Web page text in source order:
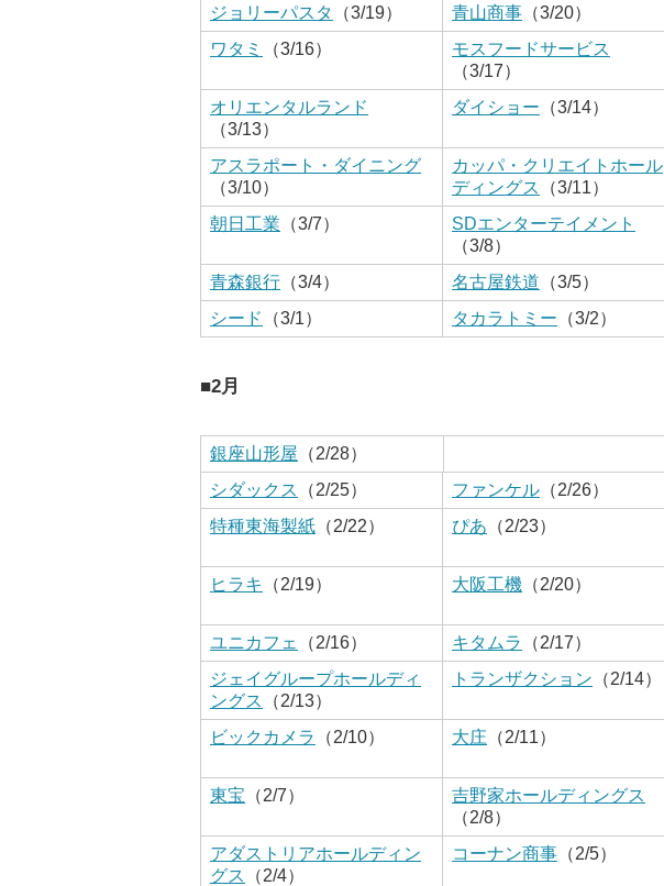
ジョリーパスタ （3/19） 青山商事 （3/20）
ワタミ
（3/16）
モスフードサービス
（3/17）
オリエンタルランド
（3/13）
ダイショー （3/14）
アスラポート・ダイニング
（3/10）
カッパ・クリエイトホール
ディングス
（3/11）
朝日工業 （3/7）
SDエンターテイメント
（3/8）
青森銀行 （3/4） 名古屋鉄道 （3/5）
シード
（3/1） タカラトミー （3/2）
■2月
銀座山形屋 （2/28）
シダックス
（2/25） ファンケル （2/26）
特種東海製紙 （2/22） ぴあ （2/23）
ヒラキ
（2/19） 大阪工機 （2/20）
ユニカフェ
（2/16） キタムラ （2/17）
ジェイグループホールディ
ングス
（2/13）
トランザクション （2/14）
ビックカメラ
（2/10） 大庄 （2/11）
東宝 （2/7）
吉野家ホールディングス
（2/8）
アダストリアホールディン
グス
（2/4）
コーナン商事 （2/5）